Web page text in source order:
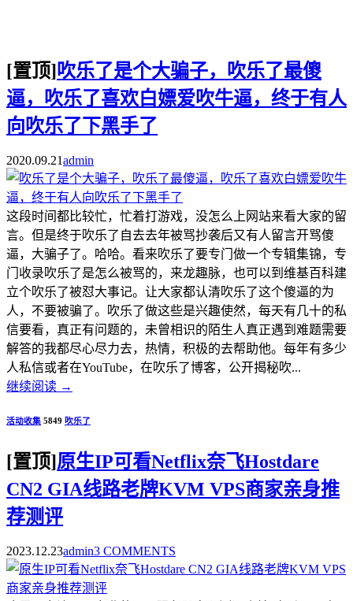
[置顶]吹乐了是个大骗子，吹乐了最傻
逼，吹乐了喜欢白嫖爱吹牛逼，终于有人
向吹乐了下黑手了
2020.09.21admin
这段时间都比较忙，忙着打游戏，没怎么上网站来看大家的留
言。但是终于吹乐了自去去年被骂抄袭后又有人留言开骂傻
逼，大骗子了。哈哈。看来吹乐了要专门做一个专辑集锦，专
门收录吹乐了是怎么被骂的，来龙趣脉，也可以到维基百科建
立个吹乐了被怼大事记。让大家都认清吹乐了这个傻逼的为
人，不要被骗了。吹乐了做这些是兴趣使然，每天有几十的私
信要看，真正有问题的，未曾相识的陌生人真正遇到难题需要
解答的我都尽心尽力去，热情，积极的去帮助他。每年有多少
人私信或者在YouTube，在吹乐了博客，公开揭秘吹...
继续阅读 →
活动收集 5849 吹乐了
[置顶]原生IP可看Netflix奈飞Hostdare
CN2 GIA线路老牌KVM VPS商家亲身推
荐测评
2023.12.23admin3 COMMENTS